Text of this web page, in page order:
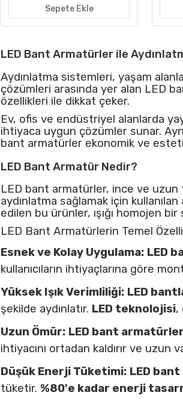
Sepete Ekle
LED Bant Armatürler ile
Aydınlatma sistemleri, yaşam
çözümleri arasında yer alan LED
özellikleri ile dikkat çeker.
Ev, ofis ve endüstriyel alanlarda
ihtiyaca uygun çözümler sunar.
bant armatürler ekonomik ve
LED Bant Armatür Nedir?
LED bant armatürler, ince ve
aydınlatma sağlamak için
edilen bu ürünler, ışığı homojen
LED Bant Armatürlerin Temel
Esnek ve Kolay Uygulama: LED
kullanıcıların ihtiyaçlarına göre
Yüksek Işık Verimliliği: LED
şekilde aydınlatır. LED teknolojisi,
Uzun Ömür: LED bant armatürler
ihtiyacını ortadan kaldırır ve
Düşük Enerji Tüketimi: LED
tüketir. %80'e kadar enerji